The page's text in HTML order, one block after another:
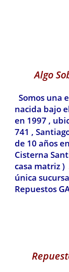
Algo
Somos una
nacida bajo
en 1997 ,
741 ,
de 10 años
Cisterna
casa matriz )
única
Repuestos